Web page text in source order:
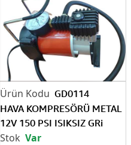
GD0114
HAVA KOMPRESÖRÜ METAL
12V 150 PSI ISIKSIZ GRi
Var